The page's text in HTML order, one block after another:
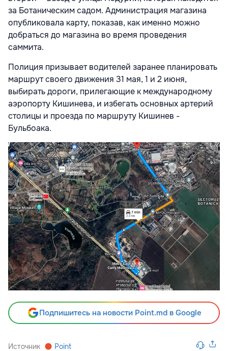
за Ботаническим садом. Администрация магазина
опубликовала карту, показав, как именно можно
добраться до магазина во время проведения
саммита.
Полиция призывает водителей заранее планировать
маршрут своего движения 31 мая, 1 и 2 июня,
выбирать дороги, прилегающие к международному
аэропорту Кишинева, и избегать основных артерий
столицы и проезда по маршруту Кишинев -
Бульбоака.
Подпишитесь на новости Point.md в Google
Источник Point